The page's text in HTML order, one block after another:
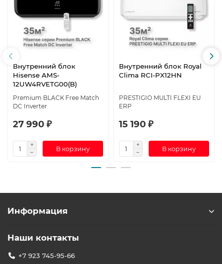
Внутренний блок
Hisense AMS-
12UW4RVETG00(B)
Premium BLACK Free Match
DC Inverter
27 990 ₽
В корзину
Внутренний блок Royal
Clima RCI-PX12HN
PRESTIGIO MULTI FLEXI EU
ERP
15 190 ₽
В корзину
Информация
Наши контакты
+7 923 745-95-66